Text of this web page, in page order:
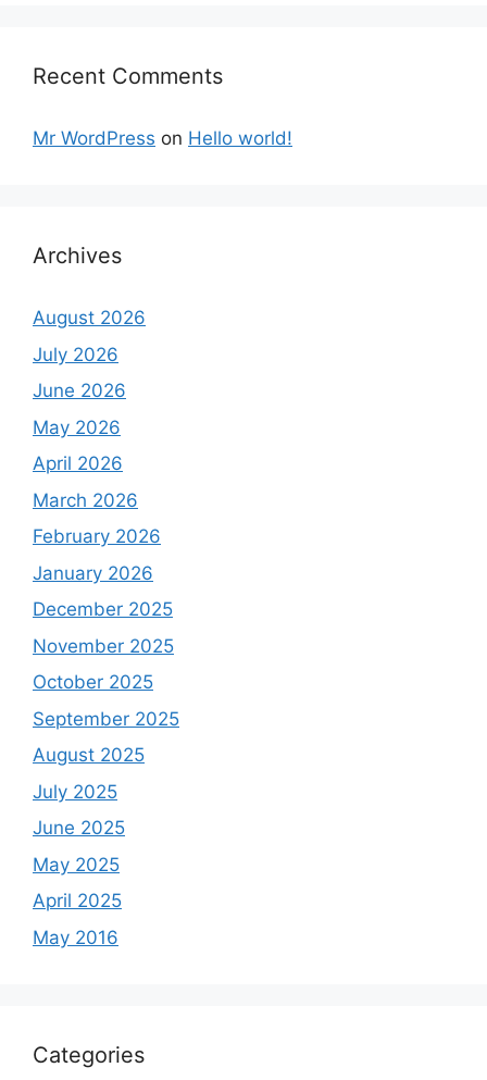
Recent Comments
Mr WordPress on Hello world!
Archives
August 2026
July 2026
June 2026
May 2026
April 2026
March 2026
February 2026
January 2026
December 2025
November 2025
October 2025
September 2025
August 2025
July 2025
June 2025
May 2025
April 2025
May 2016
Categories